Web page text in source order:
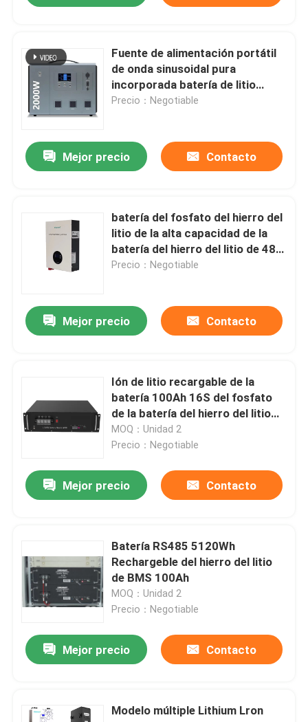
Sobre nosotros
Contactos
Productos
fuente de alimentación del soporte de estante
Fuente de alimentación de las telecomunicaciones
Data Center modular micro
batería del hierro del litio
Sistemas al aire libre de UPS
UPS en línea de baja fricción
sube con la batería de litio
Gabinete al aire libre IP55
Fuente de alimentación portátil
de onda sinusoidal pura
incorporada batería de litio
2000W 2668Wh
Precio：Negotiable
Mejor precio Contacto
batería del fosfato del hierro del
litio de la alta capacidad de la
batería del hierro del litio de 48V
200Ah
Precio：Negotiable
Mejor precio Contacto
Ión de litio recargable de la
batería 100Ah 16S del fosfato
de la batería del hierro del litio
de BMS 51.2V
MOQ：Unidad 2
Precio：Negotiable
Mejor precio Contacto
Batería RS485 5120Wh
Rechargeble del hierro del litio
de BMS 100Ah
MOQ：Unidad 2
Precio：Negotiable
Mejor precio Contacto
Modelo múltiple Lithium Lron